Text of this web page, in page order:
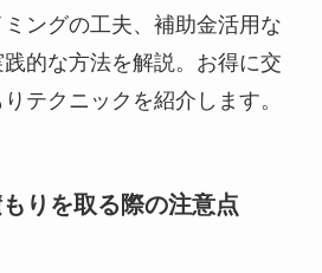
ングの工夫、補助金活用な
的な方法を解説。お得に交
テクニックを紹介します。
りを取る際の注意点